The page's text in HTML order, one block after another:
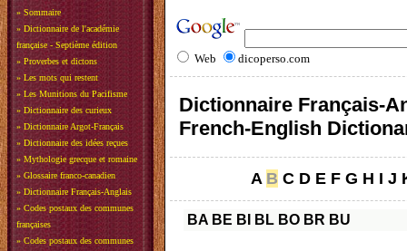
» Sommaire
» Dictionnaire de l'académie
française - Septième édition
» Proverbes et dictons
» Les mots qui restent
» Les Munitions du Pacifisme
» Dictionnaire des curieux
» Dictionnaire Argot-Français
» Dictionnaire des idées reçues
» Mythologie grecque et romaine
» Glossaire franco-canadien
» Dictionnaire Français-Anglais
» Codes postaux des communes
françaises
» Codes postaux des communes
Web dicoperso.com
Dictionnaire Français-
French-English
A B C D E F G H I J
BA BE BI BL BO BR BU